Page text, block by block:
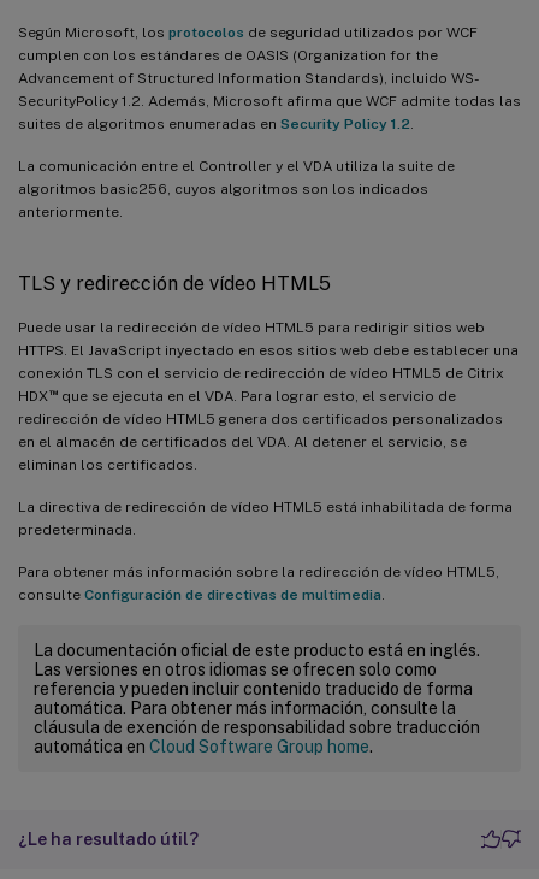
Según Microsoft, los protocolos de seguridad utilizados por WCF
cumplen con los estándares de OASIS (Organization for the
Advancement of Structured Information Standards), incluido WS-
SecurityPolicy 1.2. Además, Microsoft afirma que WCF admite todas las
suites de algoritmos enumeradas en Security Policy 1.2
La comunicación entre el Controller y el VDA utiliza la suite de
algoritmos basic256, cuyos algoritmos son los indicados
anteriormente.
TLS y redirección de vídeo HTML5
Puede usar la redirección de vídeo HTML5 para redirigir sitios web
HTTPS. El JavaScript inyectado en esos sitios web debe establecer una
conexión TLS con el servicio de redirección de vídeo HTML5 de Citrix
HDX ™que se ejecuta en el VDA. Para lograr esto, el servicio de
redirección de vídeo HTML5 genera dos certificados personalizados
en el almacén de certificados del VDA. Al detener el servicio, se
eliminan los certificados.
La directiva de redirección de vídeo HTML5 está inhabilitada de forma
predeterminada.
Para obtener más información sobre la redirección de vídeo HTML5,
consulte Configuración de directivas de multimedia
La documentación oficial de este producto está en inglés.
Las versiones en otros idiomas se ofrecen solo como
referencia y pueden incluir contenido traducido de forma
automática. Para obtener más información, consulte la
cláusula de exención de responsabilidad sobre traducción
automática en Cloud Software Group home.
¿Le ha resultado útil?